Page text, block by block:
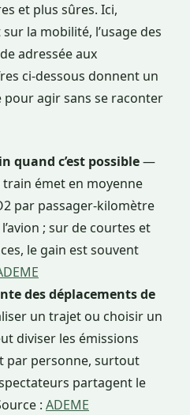
et plus sûres. Ici,
la mobilité, l’usage des
adressée aux
ci-dessous donnent un
agir sans se raconter
quand c’est possible—
train émet en moyenne
par passager-kilomètre
; sur de courtes et
le gain est souvent
des déplacements de
un trajet ou choisir un
diviser les émissions
par personne, surtout
partagent le
: ADEME